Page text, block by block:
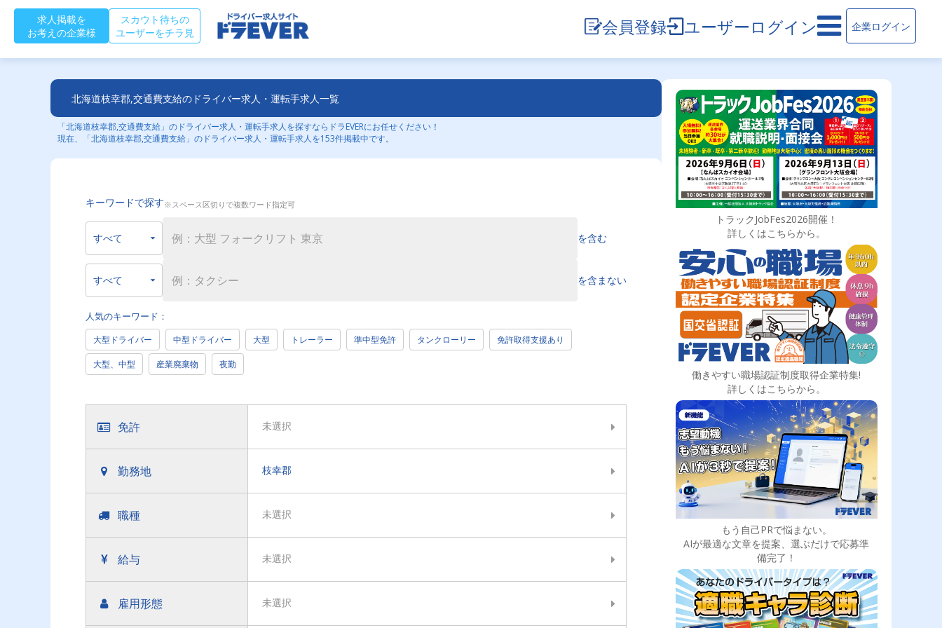
求人掲載を
お考えの企業様
スカウト待ちの
ユーザーをチラ見
会員登録 ユーザーログイン 企業ログイン
北海道枝幸郡,交通費支給のドライバー求人・運転手求人一覧
「北海道枝幸郡,交通費支給」のドライバー求人・運転手求人を探すならドラEVERにお任せください！
現在、「北海道枝幸郡,交通費支給」のドライバー求人・運転手求人を153件掲載中です。
キーワードで探す※スペース区切りで複数ワード指定可
を含む
を含まない
人気のキーワード：
大型ドライバー 中型ドライバー 大型 トレーラー 準中型免許 タンクローリー 免許取得支援あり
大型、中型 産業廃棄物 夜勤
免許 未選択
勤務地 枝幸郡
職種 未選択
給与 未選択
雇用形態 未選択
トラックJobFes2026開催！
詳しくはこちらから。
働きやすい職場認証制度取得企業特集!
詳しくはこちらから。
もう自己PRで悩まない。
AIが最適な文章を提案、選ぶだけで応募準
備完了！